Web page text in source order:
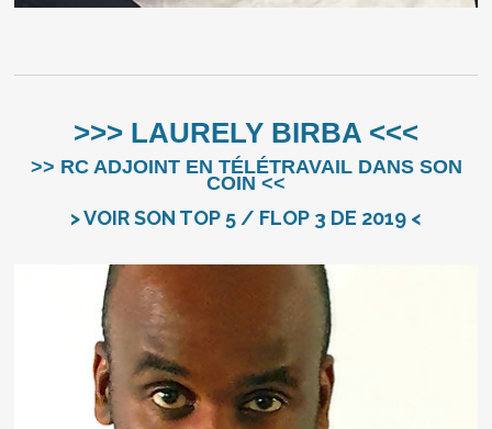
>>> LAURELY BIRBA <<<
>> RC ADJOINT EN TÉLÉTRAVAIL DANS SON
COIN <<
> VOIR SON TOP 5 / FLOP 3 DE 2019 <